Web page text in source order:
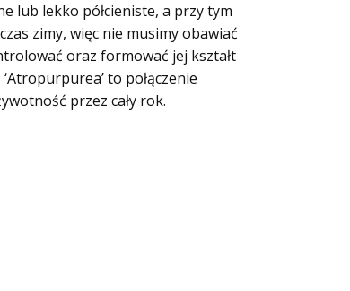
lub lekko półcieniste, a przy tym
zimy, więc nie musimy obawiać
oraz formować jej kształt
to połączenie
przez cały rok.